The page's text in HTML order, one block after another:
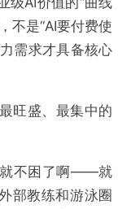
不是“AI要付费使
需求才具备核心
旺盛、最集中的
就不困了啊——就
部教练和游泳圈